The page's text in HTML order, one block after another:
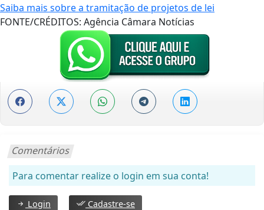
Saiba mais sobre a tramitação de projetos de lei
FONTE/CRÉDITOS: Agência Câmara Notícias
Comentários
Para comentar realize o login em sua conta!
Login Cadastre-se